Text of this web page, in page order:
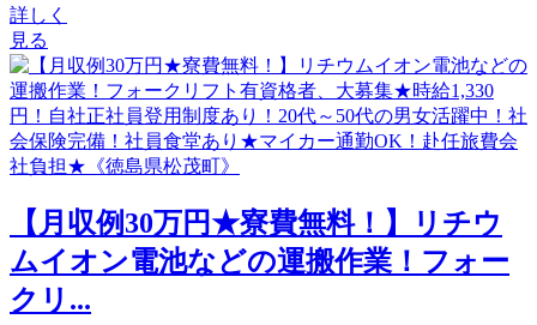
詳しく
見る
【月収例30万円★寮費無料！】リチウ
ムイオン電池などの運搬作業！フォー
クリ...